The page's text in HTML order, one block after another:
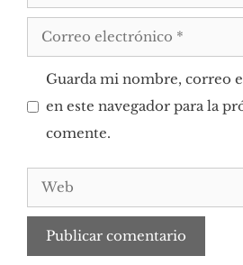
Correo
electrónico
Guarda mi nombre, correo
en este navegador para la
comente.
Web